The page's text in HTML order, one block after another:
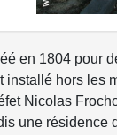
en 1804 pour
installé hors les
Nicolas
une résidence